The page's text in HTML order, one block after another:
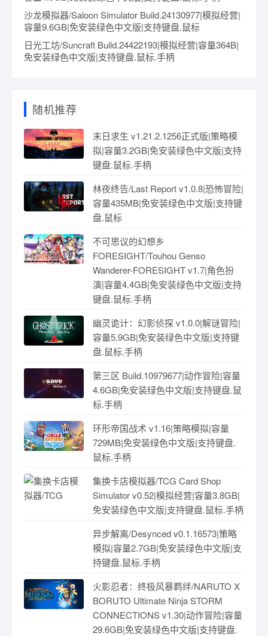
沙龙模拟器/Saloon Simulator Build.24130977|模拟经营|
容量9.6GB|免安装绿色中文版|支持键盘.鼠标
日光工坊/Suncraft Build.24422193|模拟经营|容量364B|
免安装绿色中文版|支持键盘.鼠标.手柄
随机推荐
末日求生 v1.21.2.1256正式版|策略模
拟|容量3.2GB|免安装绿色中文版|支持
键盘.鼠标.手柄
林夜终告/Last Report v1.0.8|恐怖冒险|
容量435MB|免安装绿色中文版|支持键
盘.鼠标
不可思议的幻想乡
FORESIGHT/Touhou Genso
Wanderer-FORESIGHT v1.7|角色扮
演|容量4.4GB|免安装绿色中文版|支持
键盘.鼠标.手柄
幽灵诡计：幻影侦探 v1.0.0|解谜冒险|
容量5.9GB|免安装绿色中文版|支持键
盘.鼠标.手柄
第三区 Build.10979677|动作冒险|容量
4.6GB|免安装绿色中文版|支持键盘.鼠
标.手柄
环形帝国战术 v1.16|策略模拟|容量
729MB|免安装绿色中文版|支持键盘.
鼠标.手柄
集换卡店模拟器/TCG Card Shop
Simulator v0.52|模拟经营|容量3.8GB|
免安装绿色中文版|支持键盘.鼠标.手柄
异步解离/Desynced v0.1.16573|策略
模拟|容量2.7GB|免安装绿色中文版|支
持键盘.鼠标.手柄
火影忍者：终极风暴羁绊/NARUTO X
BORUTO Ultimate Ninja STORM
CONNECTIONS v1.30|动作冒险|容量
29.6GB|免安装绿色中文版|支持键盘.